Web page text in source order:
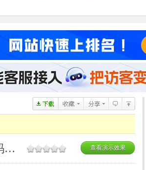
flash+xml上下滚动焦点图代码_JS广告代码合集 查看演示效果